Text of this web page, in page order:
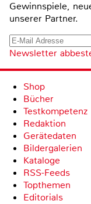
Gewinnspiele,
unserer Partner.
Newsletter
Shop
Bücher
Testkompetenz
Redaktion
Gerätedaten
Bildergalerien
Kataloge
RSS-Feeds
Topthemen
Editorials